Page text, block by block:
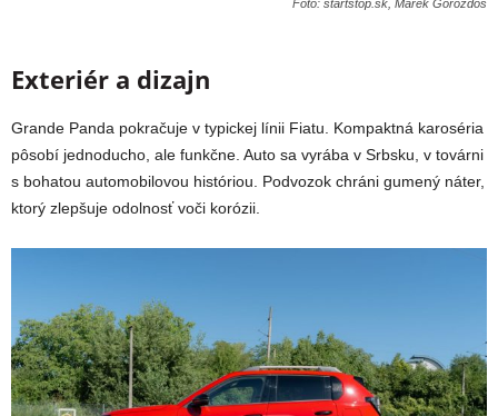
Foto: startstop.sk, Marek Gorozdos
Exteriér a dizajn
Grande Panda pokračuje v typickej línii Fiatu. Kompaktná karoséria
pôsobí jednoducho, ale funkčne. Auto sa vyrába v Srbsku, v továrni
s bohatou automobilovou históriou. Podvozok chráni gumený náter,
ktorý zlepšuje odolnosť voči korózii.